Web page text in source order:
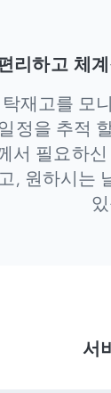
리하고 체
재고를 모
정을 추적
서 필요하
, 원하시는